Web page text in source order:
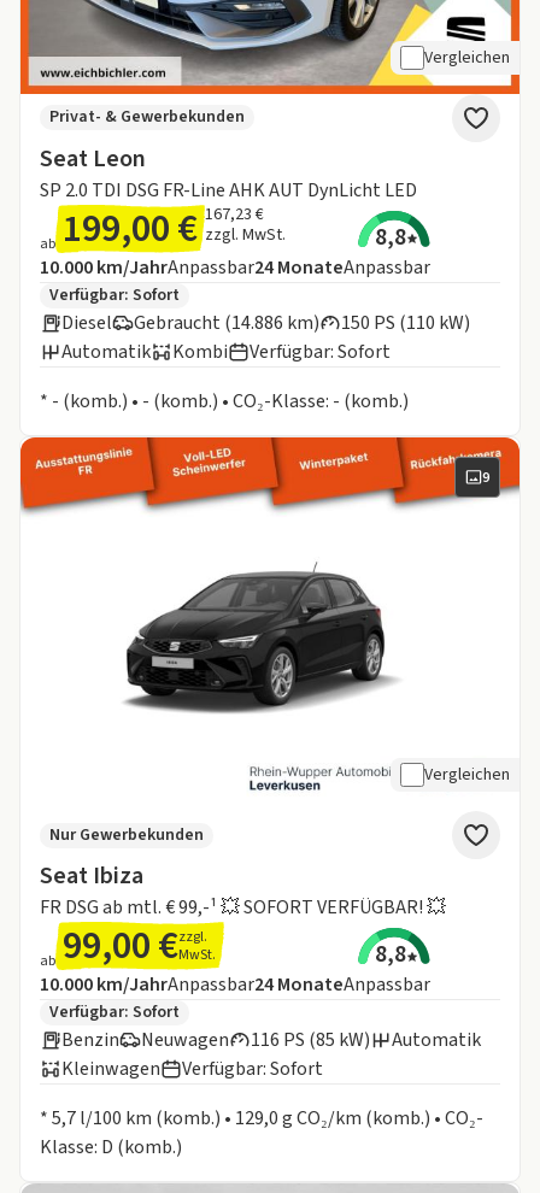
Vergleichen
Seat Leon
SP 2.0 TDI DSG FR-Line AHK AUT DynLicht LED
Privat- & Gewerbekunden
ab 199,00 € 167,23 €
zzgl. MwSt.
8,8
Angebotsdetails:
Inklusive Laufleistung
10.000 km/JahrAnpassbarLaufzeit
24MonateAnpassbar
Zusätzliche Fahrzeuginformationen:
Verfügbar: Sofort
Diesel Gebraucht (14.886 km)
150 PS (110 kW)
Automatik
Kombi
Verfügbar: Sofort
* - (komb.) • - (komb.) • CO₂-Klasse: - (komb.)
9
Vergleichen
Seat Ibiza
FR DSG ab mtl. € 99,-¹ 💥 SOFORT VERFÜGBAR! 💥
Nur Gewerbekunden
ab 99,00 €zzgl.
MwSt.
8,8
Angebotsdetails:
Inklusive Laufleistung
10.000 km/JahrAnpassbarLaufzeit
24MonateAnpassbar
Zusätzliche Fahrzeuginformationen:
Verfügbar: Sofort
Benzin Neuwagen 116 PS (85 kW)
Automatik
Kleinwagen
Verfügbar: Sofort
* 5,7 l/100 km (komb.) • 129,0 g CO₂/km (komb.) • CO₂-
Klasse: D (komb.)